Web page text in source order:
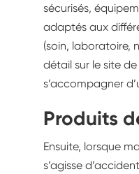
sécurisés,
adaptés aux
(soin, laboratoire,
détail sur le site
s’accompagner
Produits
Ensuite, lorsque
s’agisse